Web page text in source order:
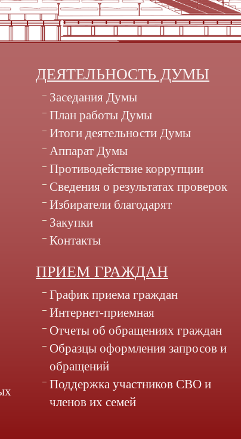
ДЕЯТЕЛЬНОСТЬ ДУМЫ
Заседания Думы
План работы Думы
Итоги деятельности Думы
Аппарат Думы
Противодействие коррупции
Сведения о результатах проверок
Избиратели благодарят
Закупки
Контакты
ПРИЕМ ГРАЖДАН
График приема граждан
Интернет-приемная
Отчеты об обращениях граждан
Образцы оформления запросов и
обращений
Поддержка участников СВО и
членов их семей